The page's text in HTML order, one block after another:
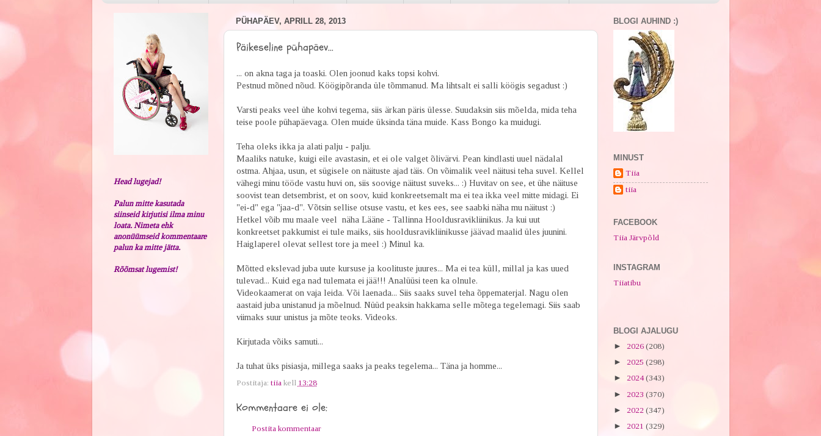
PÜHAPÄEV, APRILL 28, 2013
Päikeseline pühapäev...
... on akna taga ja toaski. Olen joonud kaks topsi kohvi.
Pestnud mõned nõud. Köögipõranda üle tõmmanud. Ma lihtsalt ei salli köögis segadust :)
Varsti peaks veel ühe kohvi tegema, siis ärkan päris ülesse. Suudaksin siis mõelda, mida teha
teise poole pühapäevaga. Olen muide üksinda täna muide. Kass Bongo ka muidugi.
Teha oleks ikka ja alati palju - palju.
Maaliks natuke, kuigi eile avastasin, et ei ole valget õlivärvi. Pean kindlasti uuel nädalal
ostma. Ahjaa, usun, et sügisele on näituste ajad täis. On võimalik veel näitusi teha suvel. Kellel
vähegi minu tööde vastu huvi on, siis soovige näitust suveks... :) Huvitav on see, et ühe näituse
soovist tean detsembrist, et on soov, kuid konkreetsemalt ma ei tea ikka veel mitte midagi. Ei
"ei-d" ega "jaa-d". Võtsin sellise otsuse vastu, et kes ees, see saabki näha mu näitust :)
Hetkel võib mu maale veel näha Lääne - Tallinna Hooldusravikliinikus. Ja kui uut
konkreetset pakkumist ei tule maiks, siis hooldusravikliinikusse jäävad maalid üles juunini.
Haiglaperel olevat sellest tore ja meel :) Minul ka.
Mõtted ekslevad juba uute kursuse ja koolituste juures... Ma ei tea küll, millal ja kas uued
tulevad... Kuid ega nad tulemata ei jää!!! Analüüsi teen ka olnule.
Videokaamerat on vaja leida. Või laenada... Siis saaks suvel teha õppematerjal. Nagu olen
aastaid juba unistanud ja mõelnud. Nüüd peaksin hakkama selle mõtega tegelemagi. Siis saab
viimaks suur unistus ja mõte teoks. Videoks.
Kirjutada võiks samuti...
Ja tuhat üks pisiasja, millega saaks ja peaks tegelema... Täna ja homme...
Postitaja: tiia kell 13:28
Kommentaare ei ole:
Postita kommentaar
Head lugejad!
Palun mitte kasutada
siinseid kirjutisi ilma minu
loata. Nimeta ehk
anonüümseid kommentaare
palun ka mitte jätta.
Rõõmsat lugemist!
BLOGI AUHIND :)
MINUST
Tiia
tiia
FACEBOOK
Tiia Järvpõld
INSTAGRAM
Tiiatibu
BLOGI AJALUGU
► 2026 (208)
► 2025 (298)
► 2024(343)
► 2023 (370)
► 2022 (347)
► 2021 (329)